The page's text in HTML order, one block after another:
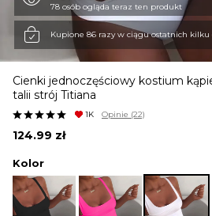
KURTKI I PŁASZCZE
SPÓDNICE
KOMBINEZONY
78 osób ogląda teraz ten produkt
Kupione 86 razy w ciągu ostatnich kilku
Cienki jednoczęściowy kostium
talii strój Titiana
1K Opinie (22)
124.99 zł
Kolor